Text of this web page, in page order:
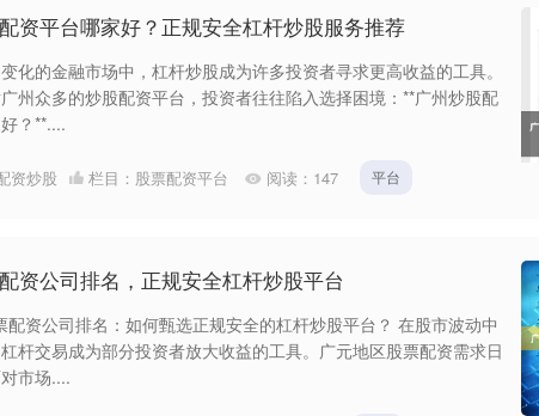
资平台哪家好？正规安全杠杆炒股服务推荐
化的金融市场中，杠杆炒股成为许多投资者寻求更高收益的工具。
州众多的炒股配资平台，投资者往往陷入选择困境：**广州炒股配
？**....
资炒股 栏目： 股票配资平台 阅读： 147 平台
资公司排名，正规安全杠杆炒股平台
配资公司排名：如何甄选正规安全的杠杆炒股平台？ 在股市波动中
杆交易成为部分投资者放大收益的工具。广元地区股票配资需求日
市场....